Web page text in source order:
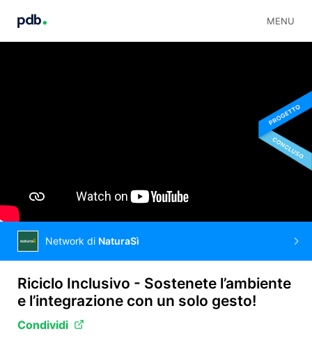
MENU
Network di NaturaSì
Riciclo Inclusivo - Sostenete l’ambiente
e l’integrazione con un solo gesto!
Condividi